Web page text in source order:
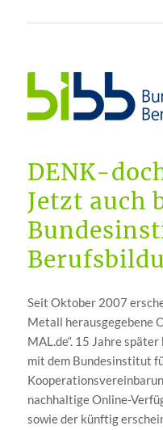
DENK-
Jetzt auch
Seit Oktober 2007
Metall herausgegebene
MAL.de“. 15 Jahre
mit dem Bundesinstitut
nachhaltige Online-
sowie der künftig